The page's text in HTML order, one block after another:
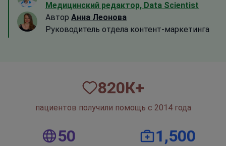
Медицинский редактор, Data Scientist
Автор Анна Леонова
Руководитель отдела контент-маркетинга
820К+
пациентов получили помощь с 2014 года
50 1,500